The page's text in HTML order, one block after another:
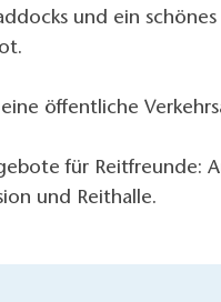
und ein
öffentliche
für Reitfreunde:
und Reithalle.